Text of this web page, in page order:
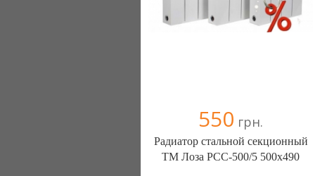
550 грн.
Радиатор стальной секционный
ТМ Лоза РСС-500/5 500х490